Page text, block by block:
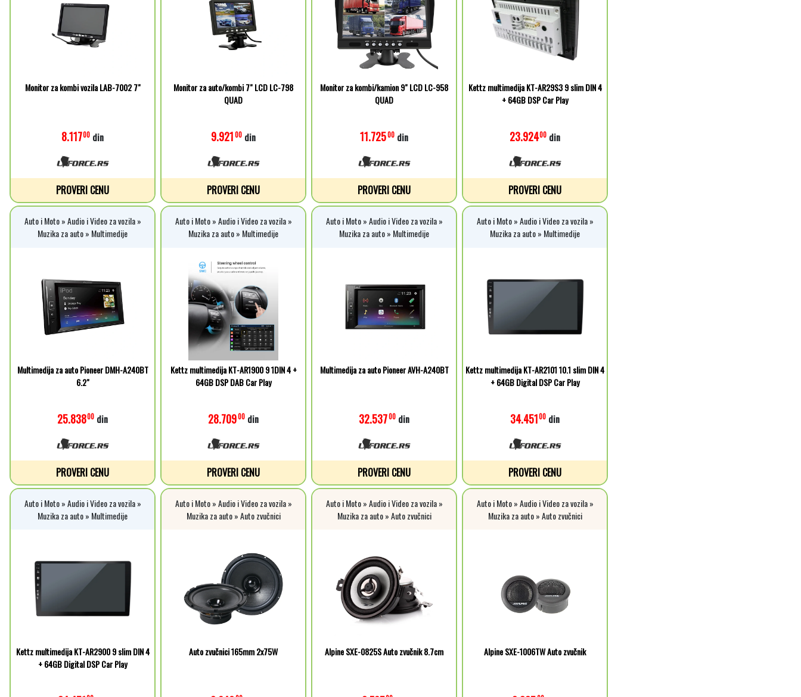
Monitor za kombi vozila LAB-7002 7"
8.11700 din
PROVERI CENU
Monitor za auto/kombi 7" LCD LC-798
QUAD
9.92100 din
PROVERI CENU
Monitor za kombi/kamion 9" LCD LC-958
QUAD
11.72500 din
PROVERI CENU
Kettz multimedija KT-AR29S3 9 slim DIN 4
+ 64GB DSP Car Play
23.92400 din
PROVERI CENU
Auto i Moto » Audio i Video za vozila »
Muzika za auto » Multimedije
Multimedija za auto Pioneer DMH-A240BT
6.2"
25.83800 din
PROVERI CENU
Auto i Moto » Audio i Video za vozila »
Muzika za auto » Multimedije
Kettz multimedija KT-AR1900 9 1DIN 4 +
64GB DSP DAB Car Play
28.70900 din
PROVERI CENU
Auto i Moto » Audio i Video za vozila »
Muzika za auto » Multimedije
Multimedija za auto Pioneer AVH-A240BT
32.53700 din
PROVERI CENU
Auto i Moto » Audio i Video za vozila »
Muzika za auto » Multimedije
Kettz multimedija KT-AR2101 10.1 slim DIN 4
+ 64GB Digital DSP Car Play
34.45100 din
PROVERI CENU
Auto i Moto » Audio i Video za vozila »
Muzika za auto » Multimedije
Kettz multimedija KT-AR2900 9 slim DIN 4
+ 64GB Digital DSP Car Play
Auto i Moto » Audio i Video za vozila »
Muzika za auto » Auto zvučnici
Auto zvučnici 165mm 2x75W
Auto i Moto » Audio i Video za vozila »
Muzika za auto » Auto zvučnici
Alpine SXE-0825S Auto zvučnik 8.7cm
Auto i Moto » Audio i Video za vozila »
Muzika za auto » Auto zvučnici
Alpine SXE-1006TW Auto zvučnik